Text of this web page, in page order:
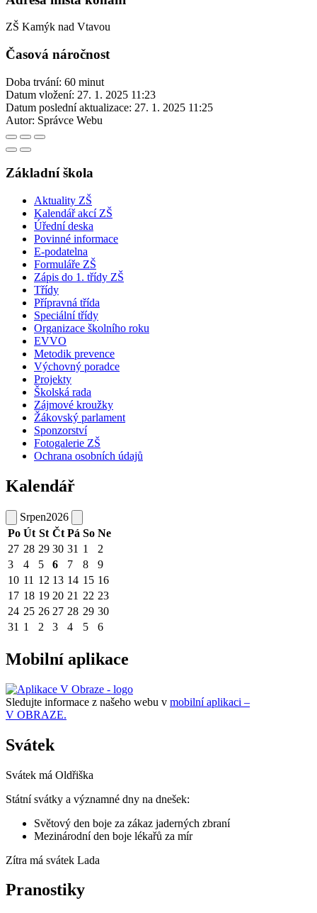
ZŠ Kamýk nad Vtavou
Časová náročnost
Doba trvání: 60 minut
Datum vložení: 27. 1. 2025 11:23
Datum poslední aktualizace: 27. 1. 2025 11:25
Autor: Správce Webu
Základní škola
Aktuality ZŠ
Kalendář akcí ZŠ
Úřední deska
Povinné informace
E-podatelna
Formuláře ZŠ
Zápis do 1. třídy ZŠ
Třídy
Přípravná třída
Speciální třídy
Organizace školního roku
EVVO
Metodik prevence
Výchovný poradce
Projekty
Školská rada
Zájmové kroužky
Žákovský parlament
Sponzorství
Fotogalerie ZŠ
Ochrana osobních údajů
Kalendář
Srpen2026
Po Út St Čt Pá So Ne
27 28 29 30 31 1
2
3
4 5 6 7 8
9
10 11 12 13 14 15 16
17 18 19 20 21 22 23
24 25 26 27 28 29 30
31 1 2 3 4 5 6
Mobilní aplikace
Sledujte informace z našeho webu v mobilní aplikaci –
V OBRAZE.
Svátek
Svátek má Oldřiška
Státní svátky a významné dny na dnešek:
Světový den boje za zákaz jaderných zbraní
Mezinárodní den boje lékařů za mír
Zítra má svátek Lada
Pranostiky